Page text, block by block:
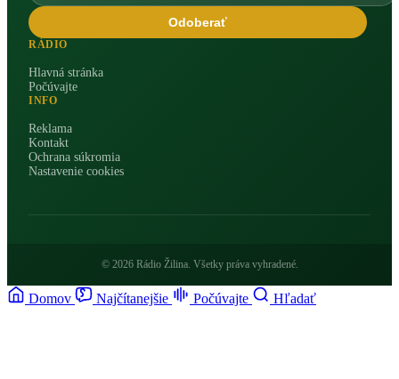
Odoberať
RÁDIO
Hlavná stránka
Počúvajte
INFO
Reklama
Kontakt
Ochrana súkromia
Nastavenie cookies
© 2026 Rádio Žilina. Všetky práva vyhradené.
Domov Najčítanejšie Počúvajte Hľadať